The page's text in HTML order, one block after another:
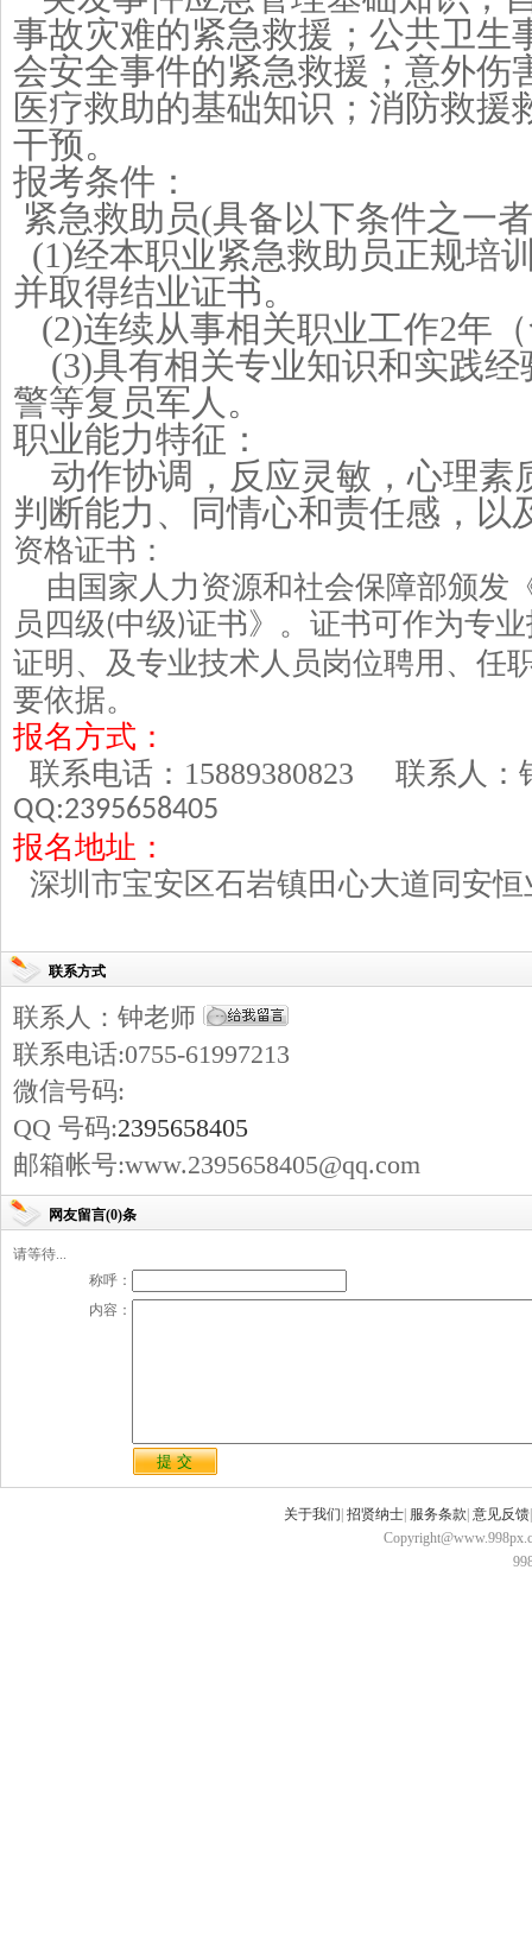
事故灾难的紧急救援；公共卫生
会安全事件的紧急救援；意外伤
医疗救助的基础知识；消防救援
干预。
报考条件：
紧急救助员(具备以下条件之一
(1)经本职业紧急救助员正规培
并取得结业证书。
(2)连续从事相关职业工作2年
(3)具有相关专业知识和实践
警等复员军人。
职业能力特征：
动作协调，反应灵敏，心理素
判断能力、同情心和责任感，以
资格证书：
由国家人力资源和社会保障部颁发
员四级(中级)证书》。证书可作为专
证明、及专业技术人员岗位聘用、任
要依据。
报名方式：
联系电话： 15889380823 联系人
QQ:2395658405
报名地址：
深圳市宝安区石岩镇田心大道同安
联系方式
联系人：钟老师
联系电话:0755-61997213
微信号码:
QQ 号码:2395658405
邮箱帐号:www.2395658405@qq.com
网友留言(0)条
请等待...
称呼：
内容：
关于我们 招贤纳士 服务条款 意见反馈